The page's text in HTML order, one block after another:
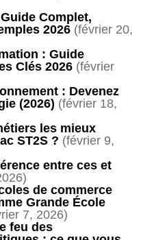
Complet,
2026 (février 20,
: Guide
Clés 2026 (février
: Devenez
(2026) (février 18,
les mieux
ST2S ? (février 9,
entre ces et
de commerce
Grande École
7, 2026)
feu des